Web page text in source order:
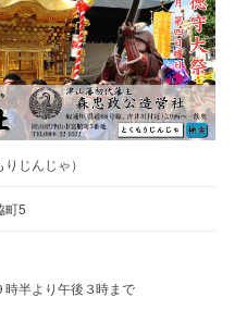
じんじゃ）
町5
時半より午後３時まで